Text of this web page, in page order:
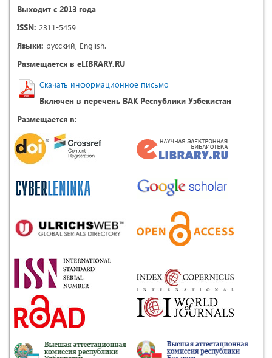
Выходит с 2013 года
ISSN: 2311-5459
Языки: русский, English.
Размещается в eLIBRARY.RU
Скачать информационное письмо
Включен в перечень ВАК Республики Узбекистан
Размещается в: